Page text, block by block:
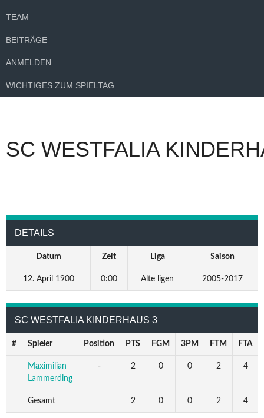
TEAM
BEITRÄGE
ANMELDEN
WICHTIGES ZUM SPIELTAG
SC WESTFALIA
DETAILS
Datum Zeit Liga Saison
12. April 1900 0:00 Alte ligen 2005-2017
SC WESTFALIA KINDERHAUS 3
# Spieler Position PTS FGM 3PM FTM FTA
Maximilian
Lammerding
- 2 0 0 2 4
Gesamt 2 0 0 2 4